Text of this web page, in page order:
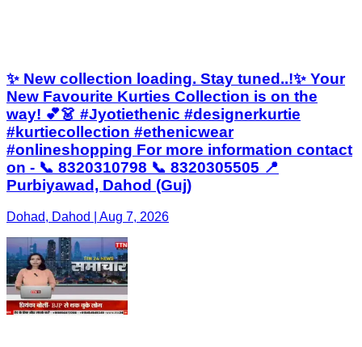
✨ New collection loading. Stay tuned..!✨ Your
New Favourite Kurties Collection is on the
way! 💕👗 #Jyotiethenic #designerkurtie
#kurtiecollection #ethenicwear
#onlineshopping For more information contact
on - 📞 8320310798 📞 8320305505 📍
Purbiyawad, Dahod (Guj)
Dohad, Dahod | Aug 7, 2026